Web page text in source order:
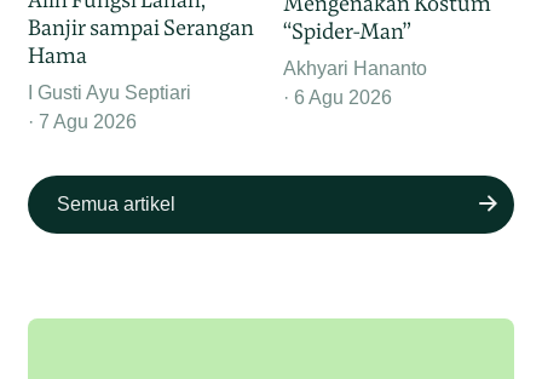
Banjir sampai Serangan
Hama
I Gusti Ayu Septiari
7 Agu 2026
“Spider-Man”
Akhyari Hananto
6 Agu 2026
Semua artikel